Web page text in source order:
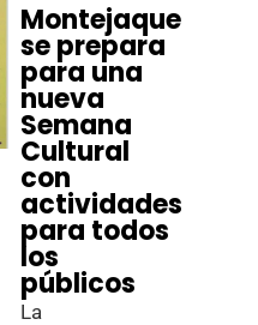
Montejaque
se prepara
para una
nueva
Semana
Cultural
con
actividades
para todos
los
públicos
La